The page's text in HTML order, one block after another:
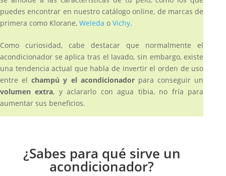
puedes encontrar en nuestro catálogo online, de marcas de
primera como Klorane, Weleda o Vichy.
Como curiosidad, cabe destacar que normalmente el
acondicionador se aplica tras el lavado, sin embargo, existe
una tendencia actual que habla de invertir el orden de uso
entre elchampú y el acondicionadorpara conseguir un
volumen extra, y aclararlo con agua tibia, no fría para
aumentar sus beneficios.
¿Sabes para qué sirve un
acondicionador?